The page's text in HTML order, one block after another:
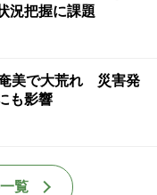
況把握に課題
美で大荒れ 災害発
も影響
覧